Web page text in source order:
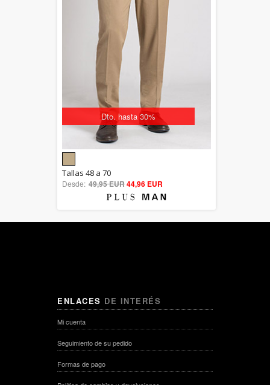
Dto. hasta 30%
out of 5
Tallas 48 a 70
Desde: 49,95 EUR44,96 EUR
ENLACES DE INTERÉS
Mi cuenta
Seguimiento de su pedido
Formas de pago